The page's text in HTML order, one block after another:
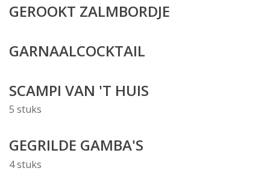
GEROOKT ZALMBORDJE
GARNAALCOCKTAIL
SCAMPI VAN 'T HUIS
5 stuks
GEGRILDE GAMBA'S
4 stuks